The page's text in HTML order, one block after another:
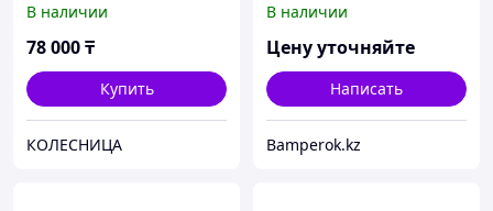
E34 1.8 2.0 2.5 88-96
В наличии
78 000₸
Купить
КОЛЕСНИЦА
В наличии
Цену уточняйте
Написать
Bamperok.kz